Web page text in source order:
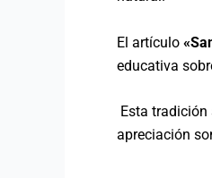
El artículo
educativa
Esta
apreciación